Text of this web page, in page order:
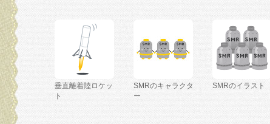
垂直離着陸ロケッ
ト
SMRのキャラクタ
ー
SMRのイラスト